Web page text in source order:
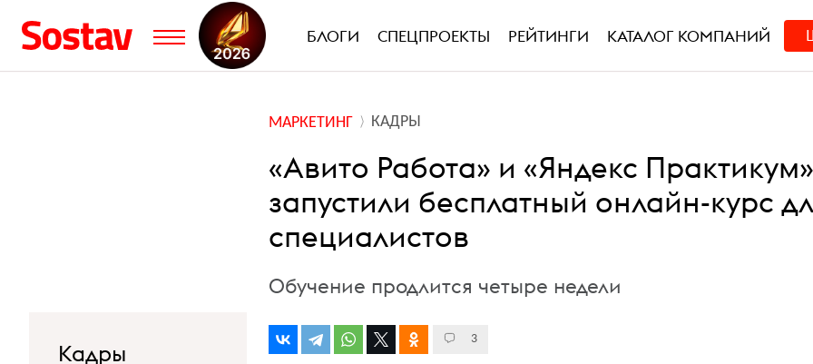
БЛОГИ СПЕЦПРОЕКТЫ РЕЙТИНГИ КАТАЛОГ КОМПАНИЙ
МАРКЕТИНГ КАДРЫ
«Авито Работа» и «Яндекс Практикум»
запустили бесплатный онлайн-курс
специалистов
Обучение продлится четыре недели
3
Кадры